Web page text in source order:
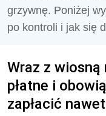
grzywnę. Poniżej
po kontroli i jak się
Wraz z wiosną
płatne i
zapłacić